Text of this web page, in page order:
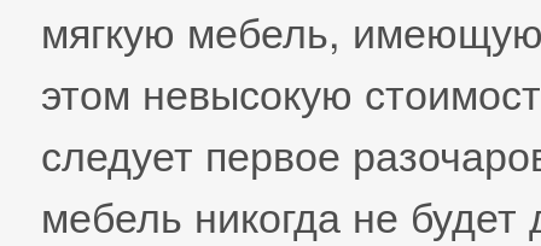
мягкую мебель,
этом невысокую
следует первое
мебель никогда не